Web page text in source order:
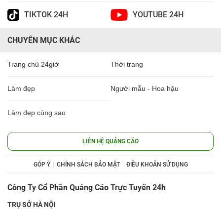
TIKTOK 24H YOUTUBE 24H
CHUYÊN MỤC KHÁC
Trang chủ 24giờ Thời trang
Làm đẹp Người mẫu - Hoa hậu
Làm đẹp cùng sao
LIÊN HỆ QUẢNG CÁO
GÓP Ý CHÍNH SÁCH BẢO MẬT ĐIỀU KHOẢN SỬ DỤNG
Công Ty Cổ Phần Quảng Cáo Trực Tuyến 24h
TRỤ SỞ HÀ NỘI